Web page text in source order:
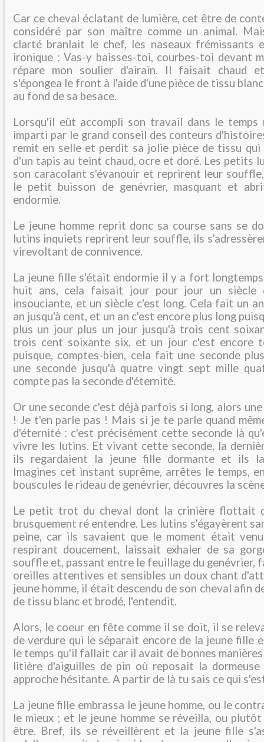
Car ce cheval éclatant de lumière, cet être de
considéré par son maître comme un animal.
clarté branlait le chef, les naseaux frémissants
ironique : Vas-y baisses-toi, courbes-toi devant
répare mon soulier d'airain. Il faisait chaud
s'épongea le front à l'aide d'une pièce de tissu
au fond de sa besace.
Lorsqu'il eût accompli son travail dans le temps
imparti par le grand conseil des conteurs
remit en selle et perdit sa jolie pièce de tissu qui
d'un tapis au teint chaud, ocre et doré. Les petits
son caracolant s'évanouir et reprirent leur
le petit buisson de genévrier, masquant et
endormie.
Le jeune homme reprit donc sa course sans se
lutins inquiets reprirent leur souffle, ils
virevoltant de connivence.
La jeune fille s'était endormie il y a fort
huit ans, cela faisait jour pour jour un siècle
insouciante, et un siècle c'est long. Cela fait un
an jusqu'à cent, et un an c'est encore plus long
plus un jour plus un jour jusqu'à trois cent
trois cent soixante six, et un jour c'est encore
puisque, comptes-bien, cela fait une seconde
une seconde jusqu'à quatre vingt sept mille
compte pas la seconde d'éternité.
Or une seconde c'est déjà parfois si long, alors
! Je t'en parle pas ! Mais si je te parle quand
d'éternité : c'est précisément cette seconde là
vivre les lutins. Et vivant cette seconde, la
ils regardaient la jeune fille dormante et ils
Imagines cet instant suprême, arrêtes le temps,
bouscules le rideau de genévrier, découvres la
Le petit trot du cheval dont la crinière flottait
brusquement ré entendre. Les lutins s'égayèrent
peine, car ils savaient que le moment était
respirant doucement, laissait exhaler de sa
souffle et, passant entre le feuillage du genévrier,
oreilles attentives et sensibles un doux chant
jeune homme, il était descendu de son cheval afin
de tissu blanc et brodé, l'entendit.
Alors, le coeur en fête comme il se doit, il se
de verdure qui le séparait encore de la jeune fille
le temps qu'il fallait car il avait de bonnes
litière d'aiguilles de pin où reposait la
approche hésitante. A partir de là tu sais ce qui
La jeune fille embrassa le jeune homme, ou le
le mieux ; et le jeune homme se réveilla, ou
être. Bref, ils se réveillèrent et la jeune fille